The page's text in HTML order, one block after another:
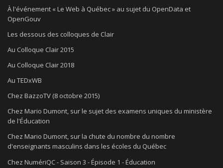
À l'événement « Le Web à Québec » au sujet du OpenData et
OpenGouv
Les dessous des colloques de Clair
Au Colloque Clair 2015
Au Colloque Clair 2018
Au TEDxWB
Chez BazzoTV (8 octobre 2015)
Chez Mario Dumont, sur le sujet des examens uniques du ministère
de l'Éducation
Chez Mario Dumont, sur la chute du nombre du nombre
d'enseignants masculins dans les écoles du Québec
Chez NumériQC - Saison 3 - Épisode 1 - Éducation